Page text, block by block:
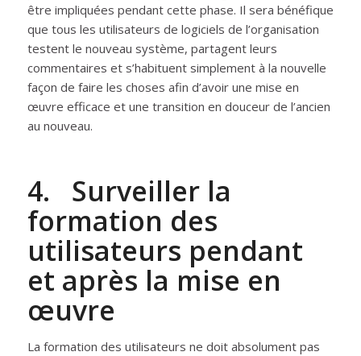
être impliquées pendant cette phase. Il sera bénéfique
que tous les utilisateurs de logiciels de l’organisation
testent le nouveau système, partagent leurs
commentaires et s’habituent simplement à la nouvelle
façon de faire les choses afin d’avoir une mise en
œuvre efficace et une transition en douceur de l’ancien
au nouveau.
4. Surveiller la
formation des
utilisateurs pendant
et après la mise en
œuvre
La formation des utilisateurs ne doit absolument pas